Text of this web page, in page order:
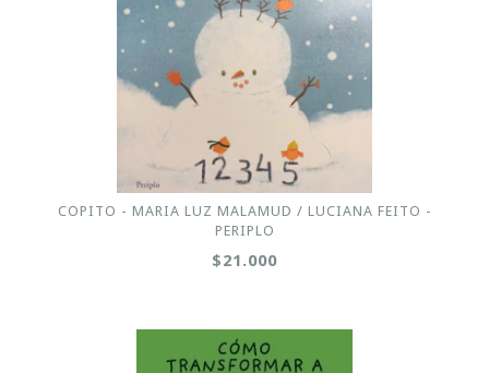
COPITO - MARIA LUZ MALAMUD / LUCIANA FEITO -
PERIPLO
$21.000